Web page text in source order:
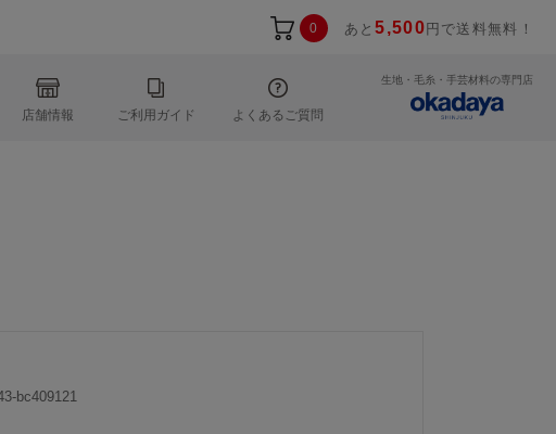
0 あと5,500 円で送料無料！
店舗情報 ご利用ガイド よくあるご質問
生地・毛糸・手芸材料の専門店
bc409121